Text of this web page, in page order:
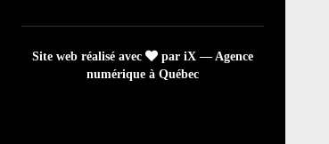
Site web réalisé avec
par iX — Agence
numérique à Québec